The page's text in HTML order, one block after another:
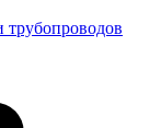
трубопроводов